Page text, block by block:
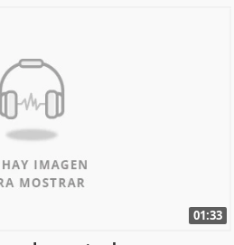
01:33